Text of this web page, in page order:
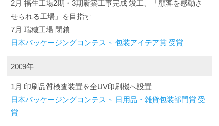
2月 福生工場2期・3期新築工事完成 竣工、「顧客を感動さ
せられる工場」を目指す
7月 瑞穂工場 閉鎖
日本パッケージングコンテスト 包装アイデア賞 受賞
2009年
1月 印刷品質検査装置を全UV印刷機へ設置
日本パッケージングコンテスト 日用品・雑貨包装部門賞 受
賞